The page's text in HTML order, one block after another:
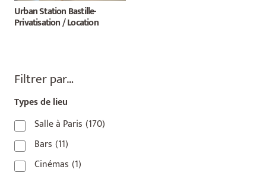
Urban Station Bastille-
Privatisation / Location
Filtrer par…
Types de lieu
Salle à Paris (170)
Bars (11)
Cinémas (1)